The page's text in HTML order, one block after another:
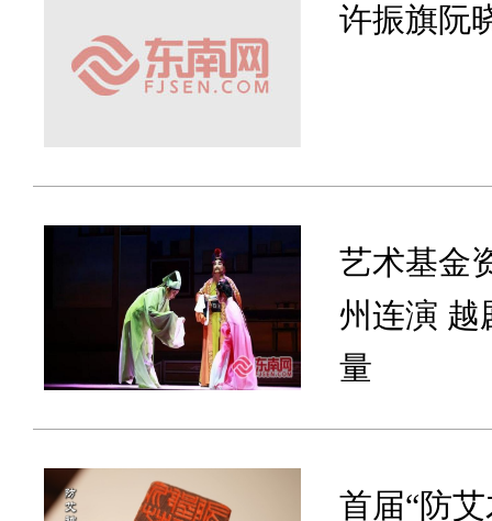
许振旗阮
艺术基金
州连演 越
量
首届“防